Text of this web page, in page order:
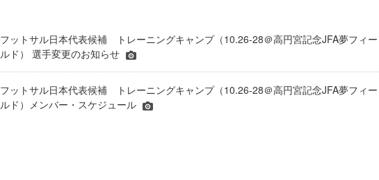
フットサル日本代表候補 トレーニングキャンプ（10.26-28＠高円宮記念JFA夢フィー
ルド） 選手変更のお知らせ
フットサル日本代表候補 トレーニングキャンプ（10.26-28＠高円宮記念JFA夢フィー
ルド）メンバー・スケジュール